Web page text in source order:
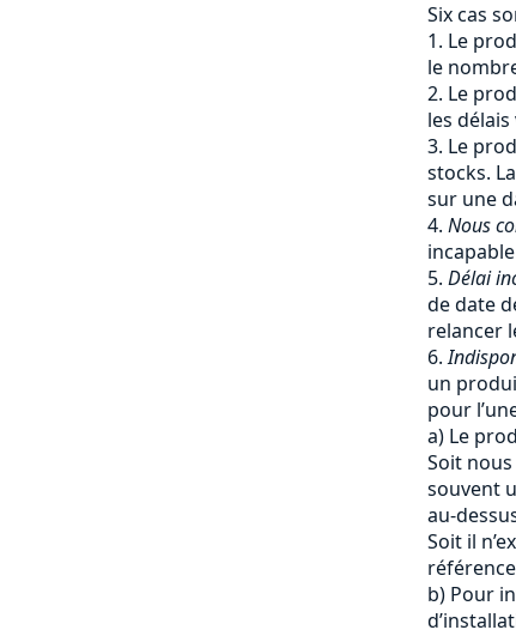
Six cas
Le
le
Le
les
Le
stocks.
sur une
Nous
Délai
de date
relancer
un
pour
a) Le
Soit
souvent
au-
Soit il
b) Pour